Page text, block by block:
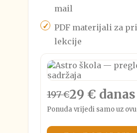
mail
PDF materijali za
lekcije
197 €29 € danas
Ponuda vrijedi samo uz